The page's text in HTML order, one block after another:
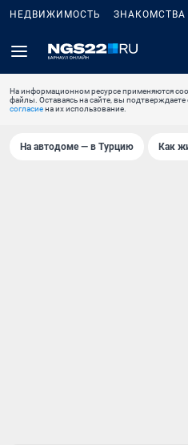
НЕДВИЖИМОСТЬ ЗНАКОМСТВА
На информационном ресурсе применяются
файлы. Оставаясь на сайте, вы подтверждаете
согласиена их использование.
На автодоме — в Турцию Как